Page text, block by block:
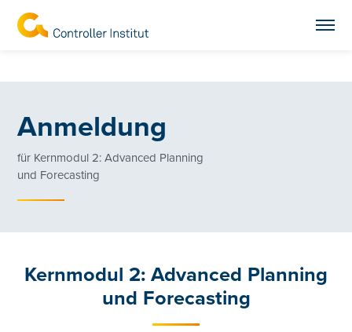
Anmeldung
für Kernmodul 2: Advanced Planning
und Forecasting
Kernmodul 2: Advanced Planning
und Forecasting